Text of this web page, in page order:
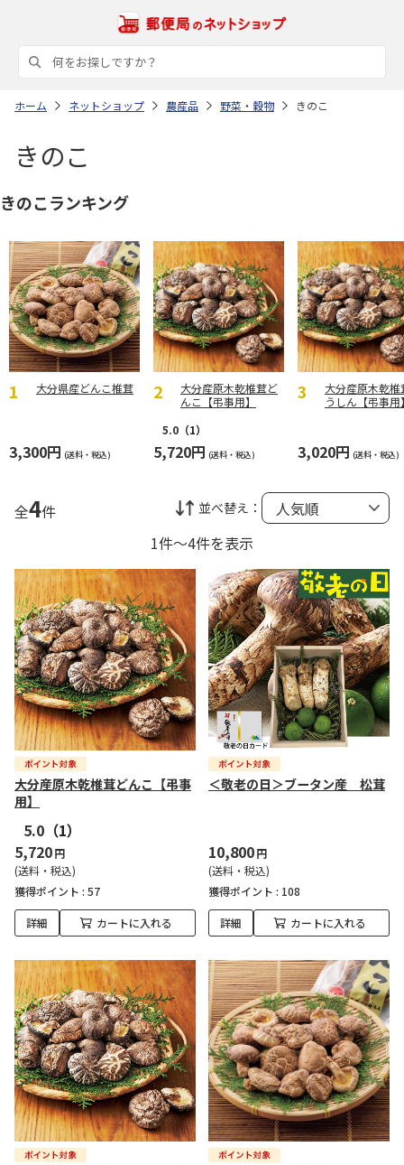
ホーム ネットショップ 農産品 野菜・穀物 きのこ
きのこ
きのこランキング
大分県産どんこ椎茸
3,300円 (送料・税込)
大分産原木乾椎茸ど
んこ【弔事用】
5.0 （1）
5,720円 (送料・税込)
大分産原木乾椎
うしん【弔事用
3,020円 (送料・税込)
全4件 並べ替え：
1件～4件を表示
大分産原木乾椎茸どんこ【弔事
用】
5.0 （1）
5,720円
(送料・税込)
獲得ポイント : 57
詳細 カートに入れる
＜敬老の日＞ブータン産 松茸
10,800円
(送料・税込)
獲得ポイント : 108
詳細 カートに入れる